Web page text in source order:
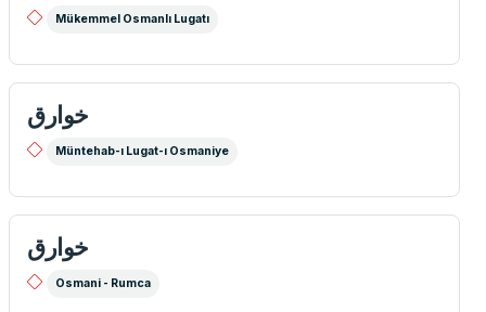
Mükemmel Osmanlı Lugatı
خوارق
Müntehab-ı Lugat-ı Osmaniye
خوارق
Osmani - Rumca